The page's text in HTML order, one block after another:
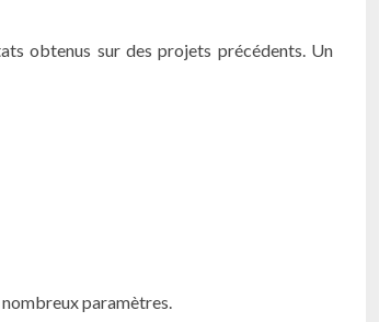
obtenus sur des projets précédents. Un
paramètres.